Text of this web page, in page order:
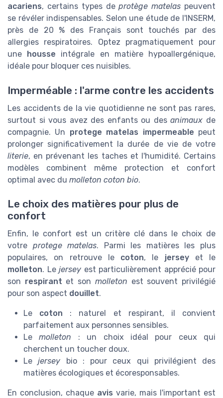
acariens, certains types deprotège matelas peuvent
se révéler indispensables. Selon une étude de l'INSERM,
près de 20 % des Français sont touchés par des
allergies respiratoires. Optez pragmatiquement pour
une
housse intégrale en matière hypoallergénique,
idéale pour bloquer ces nuisibles.
Imperméable : l'arme contre les accidents
Les accidents de la vie quotidienne ne sont pas rares,
surtout si vous avez des enfants ou desanimaux de
compagnie. Un protege matelas impermeable peut
prolonger significativement la durée de vie de votre
literie, en prévenant les taches et l'humidité. Certains
modèles combinent même protection et confort
optimal avec du molleton coton bio.
Le choix des matières pour plus de
confort
Enfin, le confort est un critère clé dans le choix de
votre protege matelas. Parmi les matières les plus
populaires, on retrouve le coton, le jerseyet le
molleton. Le jersey est particulièrement apprécié pour
son respirant et son molleton est souvent privilégié
pour son aspect douillet.
Le coton : naturel et respirant, il convient
parfaitement aux personnes sensibles.
Lemolleton : un choix idéal pour ceux qui
cherchent un toucher doux.
Lejersey bio : pour ceux qui privilégient des
matières écologiques et écoresponsables.
En conclusion, chaque avis varie, mais l'important est